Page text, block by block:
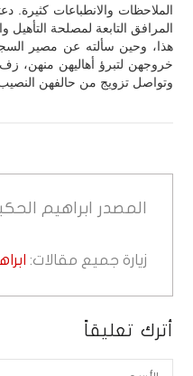
الملاحظات والانطباعات كثيرة.
المرافق التابعة لمصلحة
هذا، وحين سألته عن مصير
خروجهن لتبرؤ أهاليهن منهن،
وتواصل تزويج من حالفهن
المصدر ابراهيم
زيارة جميع مقالات:
أترك تعليقاً